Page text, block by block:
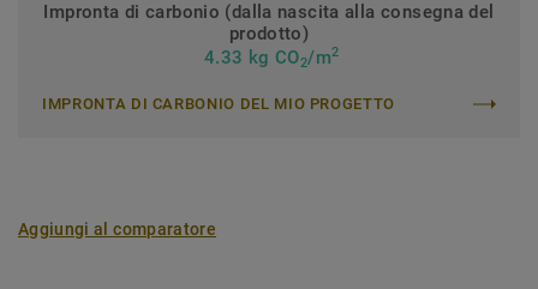
Impronta di carbonio (dalla nascita alla consegna del
prodotto)
4.33 kg CO2/m2
IMPRONTA DI CARBONIO DEL MIO PROGETTO
Aggiungi al comparatore